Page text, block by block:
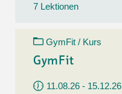
7 Lektionen
GymFit / Kurs
GymFit
11.08.26 - 15.12.26